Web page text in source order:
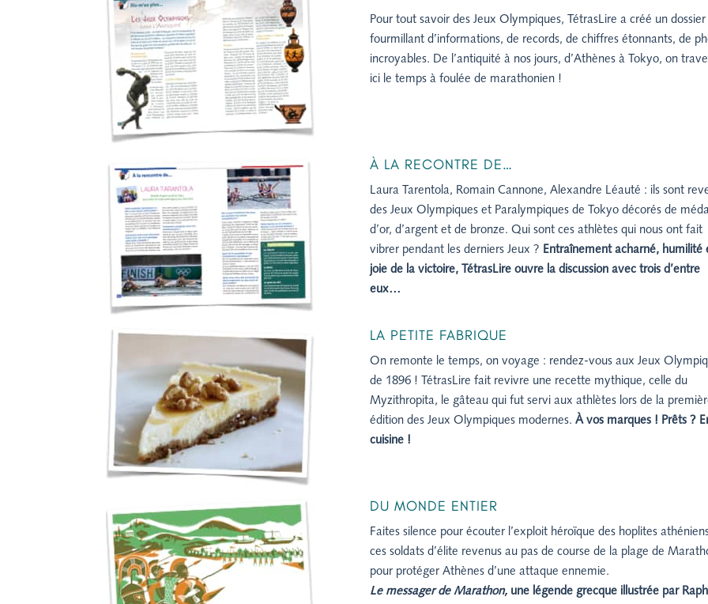
Pour tout savoir des Jeux Olympiques, TétrasLire a créé un dossier
fourmillant d’informations, de records, de chiffres étonnants, de
incroyables. De l’antiquité à nos jours, d’Athènes à Tokyo, on
ici le temps à foulée de marathonien !
À LA RECONTRE DE…
Laura Tarentola, Romain Cannone, Alexandre Léauté : ils sont
des Jeux Olympiques et Paralympiques de Tokyo décorés de
d’or, d’argent et de bronze. Qui sont ces athlètes qui nous ont fait
vibrer pendant les derniers Jeux ? Entraînement acharné, humilité
joie de la victoire, TétrasLire ouvre la discussion avec trois d’entre
eux…
LA PETITE FABRIQUE
On remonte le temps, on voyage : rendez-vous aux Jeux
de 1896 ! TétrasLire fait revivre une recette mythique, celle du
Myzithropita, le gâteau qui fut servi aux athlètes lors de la
édition des Jeux Olympiques modernes.À vos marques ! Prêts ?
cuisine !
DU MONDE ENTIER
Faites silence pour écouter l’exploit héroïque des hoplites
ces soldats d’élite revenus au pas de course de la plage de
pour protéger Athènes d’une attaque ennemie.
Le messager de Marathon, une légende grecque illustrée par